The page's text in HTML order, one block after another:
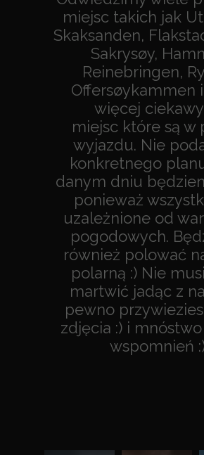
miejsc takich jak
Skaksanden,
Sakrysøy,
Reinebringen,
Offersøykammen
więcej
miejsc które są w
wyjazdu. Nie
konkretnego
danym dniu
ponieważ
uzależnione od
pogodowych.
również polować
polarną :) Nie
martwić jadąc z
pewno
zdjęcia :) i mnóstwo
wspomnień